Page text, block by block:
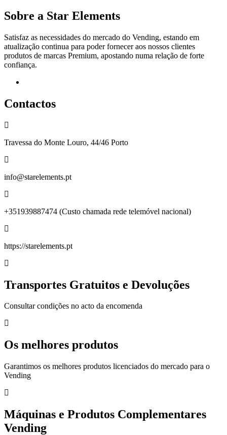
Sobre a Star Elements
Satisfaz as necessidades do mercado do Vending, estando em
atualização continua para poder fornecer aos nossos clientes
produtos de marcas Premium, apostando numa relação de forte
confiança.
Contactos
Travessa do Monte Louro, 44/46 Porto
info@starelements.pt
+351939887474 (Custo chamada rede telemóvel nacional)
https://starelements.pt
Transportes Gratuitos e Devoluções
Consultar condições no acto da encomenda
Os melhores produtos
Garantimos os melhores produtos licenciados do mercado para o
Vending
Máquinas e Produtos Complementares
Vending